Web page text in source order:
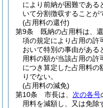
により前納が困難である
いて分割徴収することが
(占用料の還付)
第9条
既納の占用料は、
項の規定により占用の許
おいて特別の事由がある
用料の額が当該占用の
につき算定した占用料の
りでない。
(占用料の減免)
第10条
市長は、 次の各号
用料を減額し、又は免除